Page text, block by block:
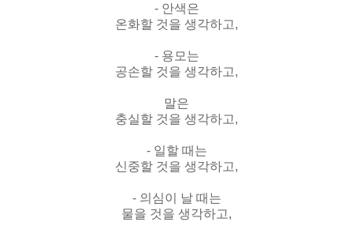
- 안색은
온화할 것을 생각하고,
- 용모는
공손할 것을 생각하고,
말은
충실할 것을 생각하고,
- 일할 때는
신중할 것을 생각하고,
- 의심이 날 때는
물을 것을 생각하고,